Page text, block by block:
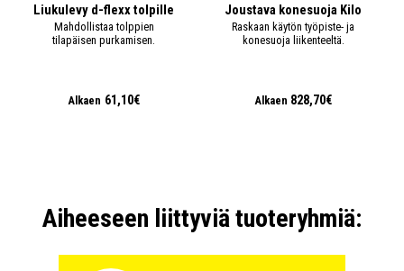
Liukulevy d-flexx tolpille
Mahdollistaa tolppien
tilapäisen purkamisen.
Alkaen 61,10€
Joustava konesuoja Kilo
Raskaan käytön työpiste- ja
konesuoja liikenteeltä.
Alkaen 828,70€
Aiheeseen liittyviä tuoteryhmiä: